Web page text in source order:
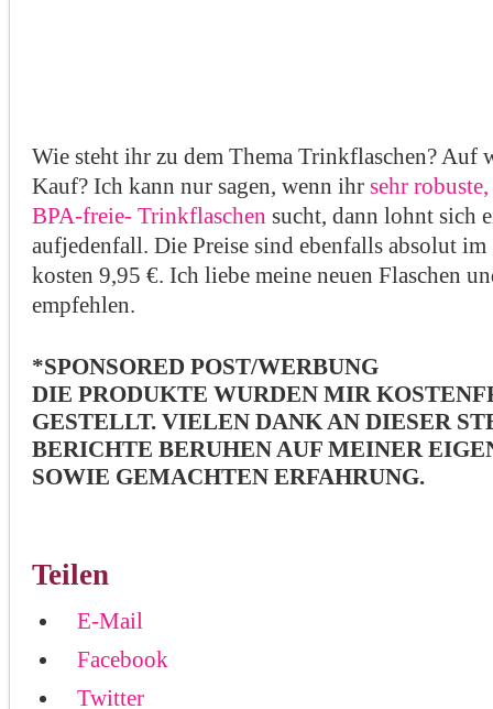
Wie steht ihr zu dem Thema Trinkflaschen? Auf
Kauf? Ich kann nur sagen, wenn ihr sehr
BPA-freie- Trinkflaschen sucht, dann lohnt sich
aufjedenfall. Die Preise sind ebenfalls absolut
kosten 9,95 €. Ich liebe meine neuen Flaschen
empfehlen.
*SPONSORED POST/WERBUNG
DIE PRODUKTE WURDEN MIR
GESTELLT. VIELEN DANK AN DIESER
BERICHTE BERUHEN AUF MEINER
SOWIE GEMACHTEN ERFAHRUNG.
Teilen
E-Mail
Facebook
Twitter